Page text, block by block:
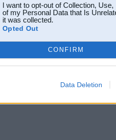
I want to opt-out of Collection,
of my Personal Data that Is
it was collected.
Opted Out
CONFIRM
Data Deletion